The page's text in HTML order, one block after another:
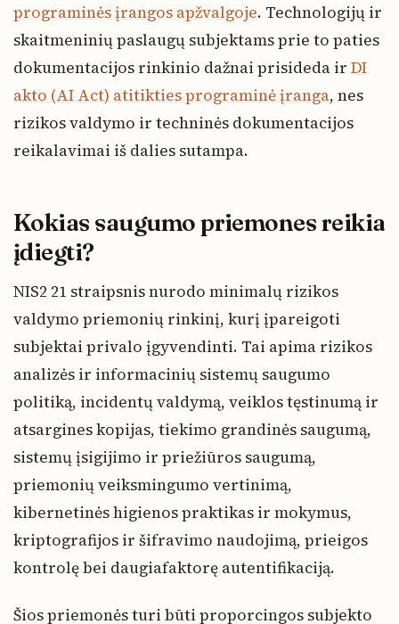
programinės įrangos apžvalgoje. Technologijų ir
skaitmeninių paslaugų subjektams prie to paties
dokumentacijos rinkinio dažnai prisideda ir DI
akto (AI Act) atitikties programinė įranga, nes
rizikos valdymo ir techninės dokumentacijos
reikalavimai iš dalies sutampa.
Kokias saugumo priemones reikia
įdiegti?
NIS2 21 straipsnis nurodo minimalų rizikos
valdymo priemonių rinkinį, kurį įpareigoti
subjektai privalo įgyvendinti. Tai apima rizikos
analizės ir informacinių sistemų saugumo
politiką, incidentų valdymą, veiklos tęstinumą ir
atsargines kopijas, tiekimo grandinės saugumą,
sistemų įsigijimo ir priežiūros saugumą,
priemonių veiksmingumo vertinimą,
kibernetinės higienos praktikas ir mokymus,
kriptografijos ir šifravimo naudojimą, prieigos
kontrolę bei daugiafaktorę autentifikaciją.
Šios priemonės turi būti proporcingos subjekto